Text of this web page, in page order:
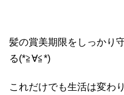
髪の賞美期限をしっかり
る(*≧∀≦*)
これだけでも生活は変わ